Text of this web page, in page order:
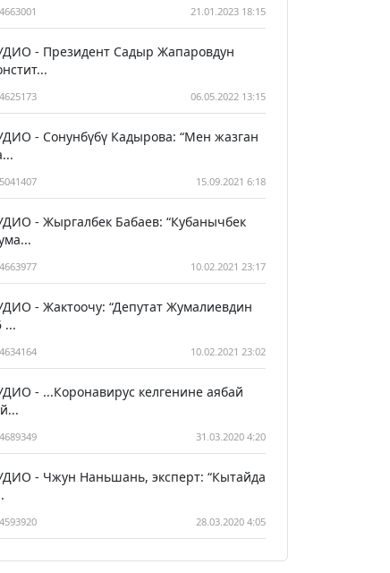
4663001 21.01.2023 18:15
- Президент Садыр Жапаровдун
4625173 06.05.2022 13:15
- Сонунбүбү Кадырова: “Мен жазган
5041407 15.09.2021 6:18
- Жыргалбек Бабаев: “Кубанычбек
4663977 10.02.2021 23:17
- Жактоочу: “Депутат Жумалиевдин
...
4634164 10.02.2021 23:02
- ...Коронавирус келгенине аябай
4689349 31.03.2020 4:20
- Чжун Наньшань, эксперт: “Кытайда
4593920 28.03.2020 4:05